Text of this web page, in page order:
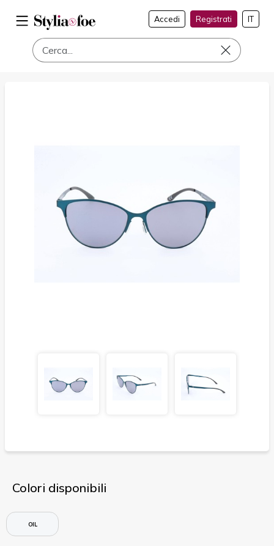
Accedi Registrati IT
Colori disponibili
OIL